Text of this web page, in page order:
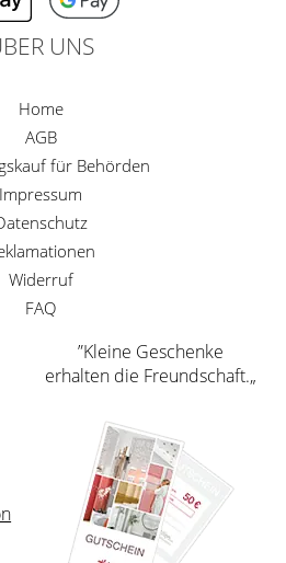
UNS
Home
AGB
für Behörden
Impressum
Widerruf
FAQ
”Kleine Geschenke
erhalten die Freundschaft.„